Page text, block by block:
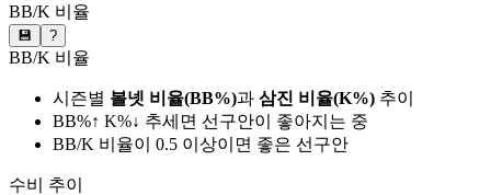
BB/K 비율
💾 ?
BB/K 비율
시즌별 볼넷 비율(BB%)과 삼진 비율(K%) 추이
BB%↑ K%↓ 추세면 선구안이 좋아지는 중
BB/K 비율이 0.5 이상이면 좋은 선구안
수비 추이